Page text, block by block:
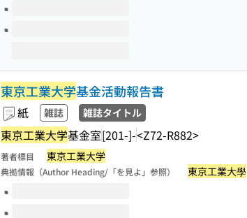
東京工業大学基金活動報告書
紙 雑誌 雑誌タイトル
東京工業大学基金室[201-]-<Z72-R882>
著者標目 東京工業大学
典拠情報（Author Heading/「を見よ」参照） 東京工業大學
このタイトルの巻号